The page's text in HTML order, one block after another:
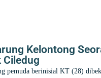
Kelontong
Ciledug
pemuda berinisial KT (28)